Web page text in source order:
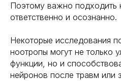
Поэтому важно подходить
ответственно и осознанно.
Некоторые исследования
ноотропы могут не только
функции, но и
нейронов после травм или